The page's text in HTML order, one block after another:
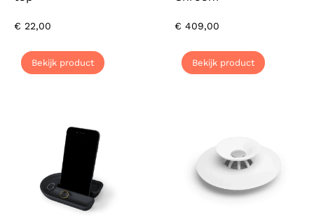
€ 22,00
Bekijk product
€ 409,00
Bekijk product